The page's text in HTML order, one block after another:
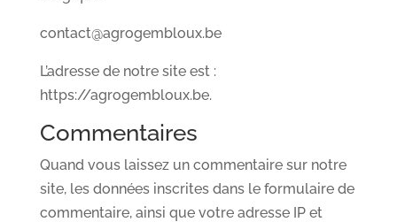
contact@agrogembloux.be
L’adresse de notre site est :
https://agrogembloux.be.
Commentaires
Quand vous laissez un commentaire sur notre
site, les données inscrites dans le formulaire de
commentaire, ainsi que votre adresse IP et